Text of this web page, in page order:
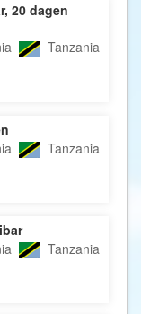
20 dagen
Tanzania
Tanzania
Tanzania